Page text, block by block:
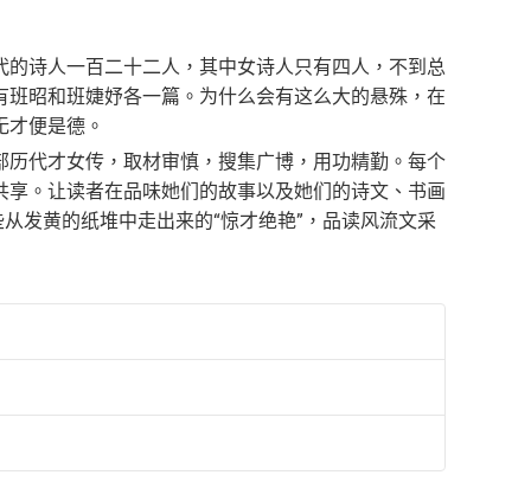
诗人一百二十二人，其中女诗人只有四人，不到总
昭和班婕妤各一篇。为什么会有这么大的悬殊，在
便是德。
代才女传，取材审慎，搜集广博，用功精勤。每个
。让读者在品味她们的故事以及她们的诗文、书画
发黄的纸堆中走出来的“惊才绝艳”，品读风流文采